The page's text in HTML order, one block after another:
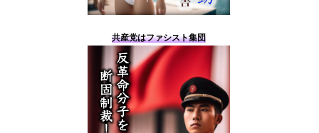
共産党はファシスト集団